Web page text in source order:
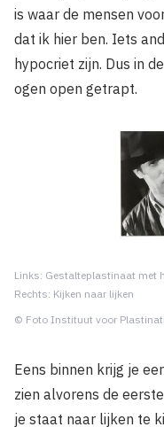
is waar de mensen
dat ik hier ben. Iets
hypocriet zijn. Dus in
ogen open getrapt.
Links: Gestalteplastinaat met
Rechts: Kijken naar lijken
© Foto Instituut voor
Eens binnen krijg je
zien alvorens de
je staat naar lijken te